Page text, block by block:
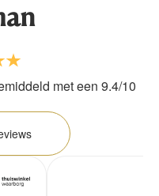
met een 9.4/10